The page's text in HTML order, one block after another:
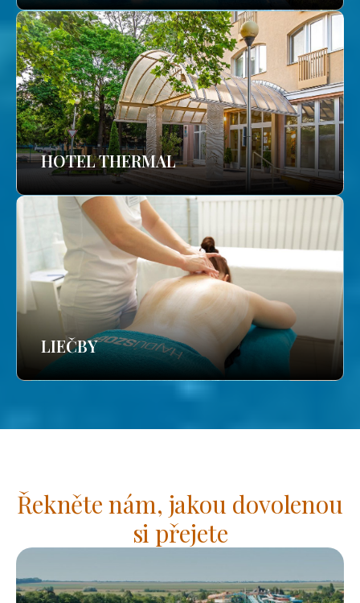
HOTEL THERMAL
LIEČBY
Řekněte nám, jakou dovolenou
si přejete